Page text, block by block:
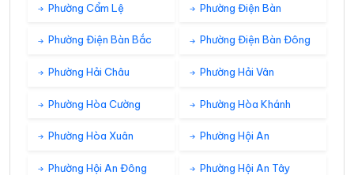
Phường Cẩm Lệ Phường Điện Bàn
Phường Điện Bàn Bắc Phường Điện Bàn Đông
Phường Hải Châu Phường Hải Vân
Phường Hòa Cường Phường Hòa Khánh
Phường Hòa Xuân Phường Hội An
Phường Hội An Đông Phường Hội An Tây